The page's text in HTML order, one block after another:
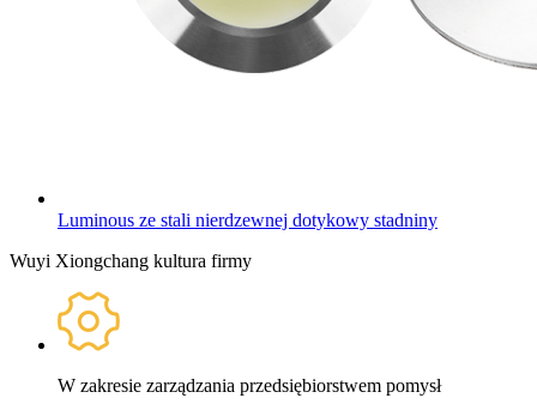
Luminous ze stali nierdzewnej dotykowy stadniny
Wuyi Xiongchang kultura firmy
W zakresie zarządzania przedsiębiorstwem pomysł